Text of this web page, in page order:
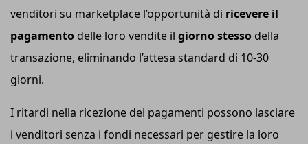
venditori su marketplace l’opportunità di ricevere il
pagamento delle loro vendite il giorno stesso della
transazione, eliminando l’attesa standard di 10-30
giorni.
I ritardi nella ricezione dei pagamenti possono lasciare
i venditori senza i fondi necessari per gestire la loro